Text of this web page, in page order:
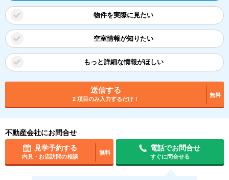
物件を実際に見たい
空室情報が知りたい
もっと詳細な情報がほしい
送信する
2 項目のみ入力するだけ！
無料
不動産会社にお問合せ
見学予約する
内見・お店訪問の相談
無料
電話でお問合せ
すぐに問合せる